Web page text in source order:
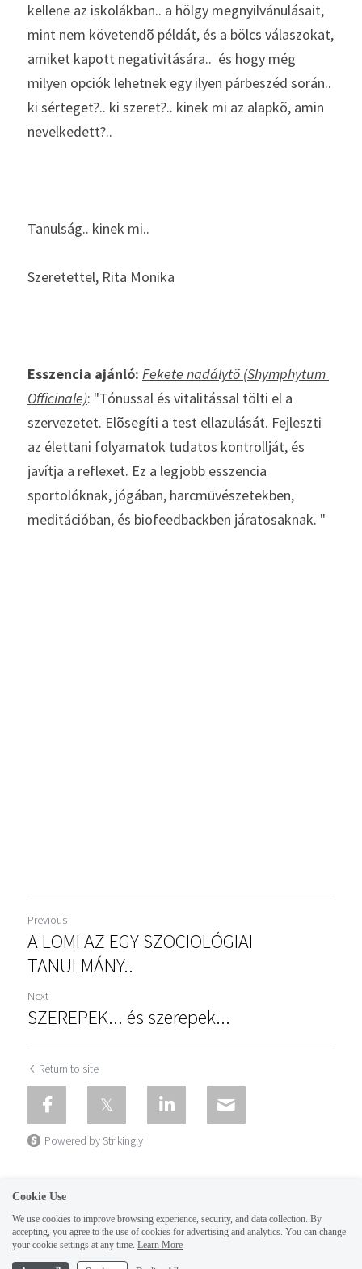
kellene az iskolákban.. a hölgy megnyilvánulásait,
mint nem követendõ példát, és a bölcs válaszokat,
amiket kapott negativitására..  és hogy még
milyen opciók lehetnek egy ilyen párbeszéd során..
ki sérteget?.. ki szeret?.. kinek mi az alapkõ, amin
nevelkedett?..
Tanulság.. kinek mi..
Szeretettel, Rita Monika
Esszencia ajánló: Fekete nadálytõ (Shymphytum
Officinale): "Tónussal és vitalitással tölti el a
szervezetet. Elõsegíti a test ellazulását. Fejleszti
az élettani folyamatok tudatos kontrollját, és
javítja a reflexet. Ez a legjobb esszencia
sportolóknak, jógában, harcmūvészetekben,
meditációban, és biofeedbackben járatosaknak. "
Previous
A LOMI AZ EGY SZOCIOLÓGIAI
TANULMÁNY..
Next
SZEREPEK... és szerepek...
Return to site
Powered by Strikingly
This website is built with Strikingly.
Cookie Use
We use cookies to improve browsing experience, security, and data collection. By
accepting, you agree to the use of cookies for advertising and analytics. You can change
your cookie settings at any time. Learn More